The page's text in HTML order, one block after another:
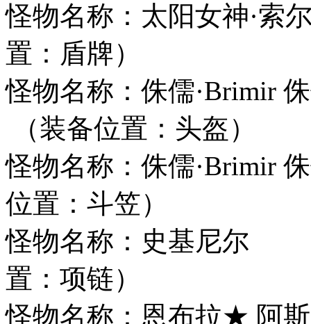
怪物名称：太阳女神
置：盾牌）
怪物名称：侏儒
（装备位置：头盔）
怪物名称：侏儒
位置：斗笠）
怪物名称：史基
置：项链）
怪物名称：恩布拉★